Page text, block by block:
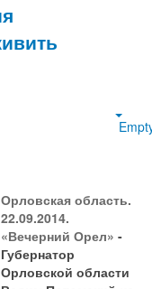
Орловская область.
22.09.2014.
«Вечерний Орел» -
Губернатор
Орловской области